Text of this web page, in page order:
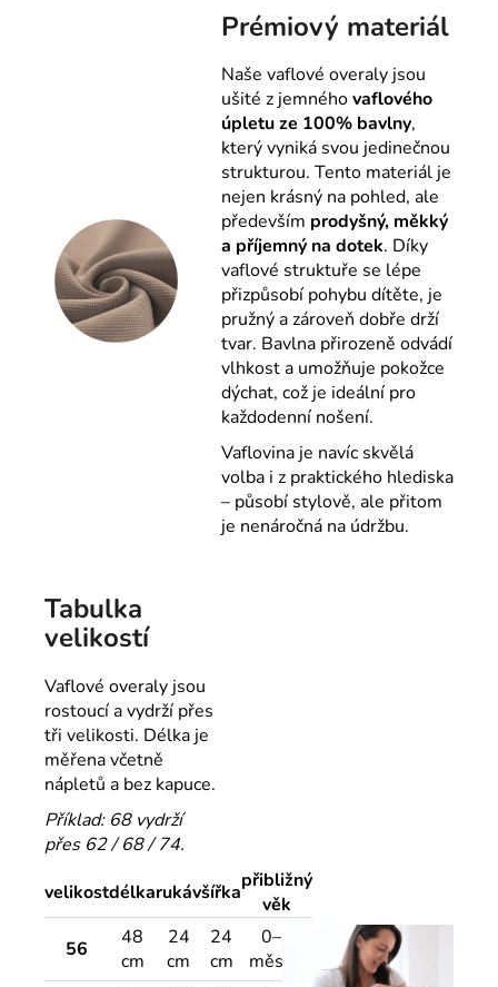
Prémiový materiál
Naše vaflové overaly jsou
ušité z jemnéhovaflového
úpletu ze 100% bavlny,
který vyniká svou jedinečnou
strukturou. Tento materiál je
nejen krásný na pohled, ale
především prodyšný, měkký
a příjemný na dotek. Díky
vaflové struktuře se lépe
přizpůsobí pohybu dítěte, je
pružný a zároveň dobře drží
tvar. Bavlna přirozeně odvádí
vlhkost a umožňuje pokožce
dýchat, což je ideální pro
každodenní nošení.
Vaflovina je navíc skvělá
volba i z praktického hlediska
– působí stylově, ale přitom
je nenáročná na údržbu.
Tabulka
velikostí
Vaflové overaly jsou
rostoucí a vydrží přes
tři velikosti. Délka je
měřena včetně
nápletů a bez kapuce.
Příklad: 68 vydrží
přes 62 / 68 / 74.
velikostdélkarukávšířkapřibližný
věk
56
48
cm
24
cm
24
cm
0–3
měsíce